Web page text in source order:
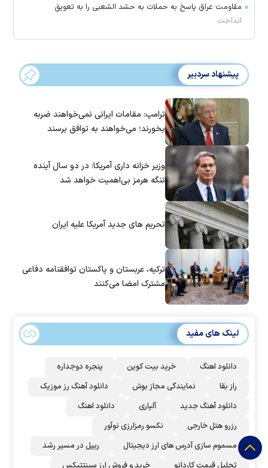
مقاومت عراق پاسخ به حملات به حشد الشعبی را به تعویق
انداخت
پیشنهاد سردبیر
ترامپ: مقامات ایرانی نمی‌خواهند ضربه
بخورند؛ می‌خواهند به توافق برسند
وزیر خزانه داری آمریکا: در دو سال آینده
تنگه هرمز بی‌اهمیت خواهد شد
تحریم های جدید آمریکا علیه ایران
ترکیه، عربستان و پاکستان توافقنامه دفاعی
مشترک امضا می‌کنند
لینک های مفید
دانلود اهنگ خرید بیت کوین
پنجره دوجداره
راز بقا
نمایندگی مجاز بوش
دانلود آهنگ رز‌ موزیک
دانلود آهنگ جدید
آلپاری
دانلود اهنگ
رزرو هتل خارجی
نکسو رمزارزی نوآور
مسموم سازی آدرس های ارز دیجیتال
ریپل در مسیر رشد